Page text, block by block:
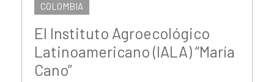
COLOMBIA
El Instituto Agroecológico
Latinoamericano (IALA) “María
Cano”